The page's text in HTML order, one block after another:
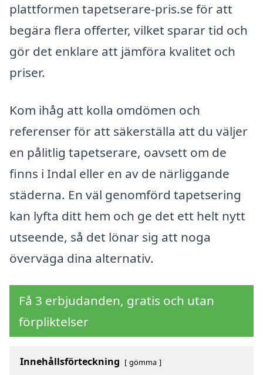
plattformen tapetserare-pris.se för att
begära flera offerter, vilket sparar tid och
gör det enklare att jämföra kvalitet och
priser.
Kom ihåg att kolla omdömen och
referenser för att säkerställa att du väljer
en pålitlig tapetserare, oavsett om de
finns i Indal eller en av de närliggande
städerna. En väl genomförd tapetsering
kan lyfta ditt hem och ge det ett helt nytt
utseende, så det lönar sig att noga
överväga dina alternativ.
Få 3 erbjudanden, gratis och utan
förpliktelser
Innehållsförteckning gömma